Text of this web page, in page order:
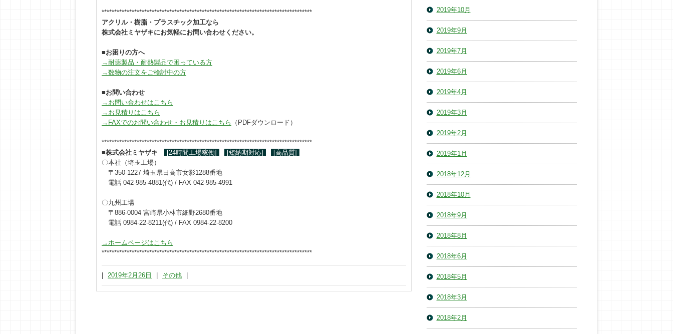
************************************************************************************
アクリル・樹脂・プラスチック加工なら
株式会社ミヤザキにお気軽にお問い合わせください。
■お困りの方へ
→耐薬製品・耐熱製品で困っている方
→数物の注文をご検討中の方
■お問い合わせ
→お問い合わせはこちら
→お見積りはこちら
→FAXでのお問い合わせ・お見積りはこちら
（PDFダウンロード）
************************************************************************************
■株式会社ミヤザキ [24時間工場稼働] [短納期対応]
[高品質]
〇本社（埼玉工場）
〒350-1227 埼玉県日高市女影1288番地
電話 042-985-4881(代) / FAX 042-985-4991
〇九州工場
〒886-0004 宮崎県小林市細野2680番地
電話 0984-22-8211(代) / FAX 0984-22-8200
→ホームページはこちら
************************************************************************************
2019年2月26日 その他
2019年10月
2019年9月
2019年7月
2019年6月
2019年4月
2019年3月
2019年2月
2019年1月
2018年12月
2018年10月
2018年9月
2018年8月
2018年6月
2018年5月
2018年3月
2018年2月